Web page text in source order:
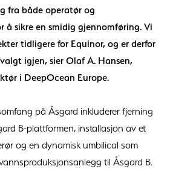
fra både operatør og
å sikre en smidig gjennomføring. Vi
tidligere for Equinor, og er derfor
igjen, sier Olaf A. Hansen,
i DeepOcean Europe.
på Åsgard inkluderer fjerning
B-plattformen, installasjon av et
og en dynamisk umbilical som
til Åsgard B.